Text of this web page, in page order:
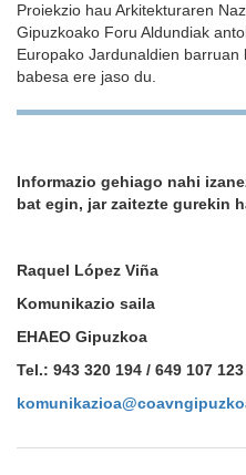
Proiekzio hau Arkitekturaren
Gipuzkoako Foru Aldundiak
Europako Jardunaldien barruan
babesa ere jaso du.
Informazio gehiago nahi
bat egin, jar zaitezte gurekin
Raquel López Viña
Komunikazio saila
EHAEO Gipuzkoa
Tel.: 943 320 194 / 649 107 123